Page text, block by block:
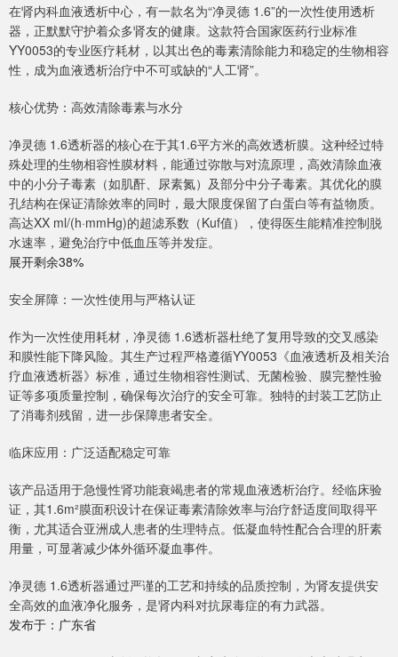
在肾内科血液透析中心，有一款名为“净灵德 1.6”的一次性使用透析
器，正默默守护着众多肾友的健康。这款符合国家医药行业标准
YY0053的专业医疗耗材，以其出色的毒素清除能力和稳定的生物相容
性，成为血液透析治疗中不可或缺的“人工肾”。
核心优势：高效清除毒素与水分
净灵德 1.6透析器的核心在于其1.6平方米的高效透析膜。这种经过特
殊处理的生物相容性膜材料，能通过弥散与对流原理，高效清除血液
中的小分子毒素（如肌酐、尿素氮）及部分中分子毒素。其优化的膜
孔结构在保证清除效率的同时，最大限度保留了白蛋白等有益物质。
高达XX ml/(h·mmHg)的超滤系数（Kuf值），使得医生能精准控制脱
水速率，避免治疗中低血压等并发症。
展开剩余38%
安全屏障：一次性使用与严格认证
作为一次性使用耗材，净灵德 1.6透析器杜绝了复用导致的交叉感染
和膜性能下降风险。其生产过程严格遵循YY0053《血液透析及相关治
疗血液透析器》标准，通过生物相容性测试、无菌检验、膜完整性验
证等多项质量控制，确保每次治疗的安全可靠。独特的封装工艺防止
了消毒剂残留，进一步保障患者安全。
临床应用：广泛适配稳定可靠
该产品适用于急慢性肾功能衰竭患者的常规血液透析治疗。经临床验
证，其1.6m²膜面积设计在保证毒素清除效率与治疗舒适度间取得平
衡，尤其适合亚洲成人患者的生理特点。低凝血特性配合合理的肝素
用量，可显著减少体外循环凝血事件。
净灵德 1.6透析器通过严谨的工艺和持续的品质控制，为肾友提供安
全高效的血液净化服务，是肾内科对抗尿毒症的有力武器。
发布于：广东省